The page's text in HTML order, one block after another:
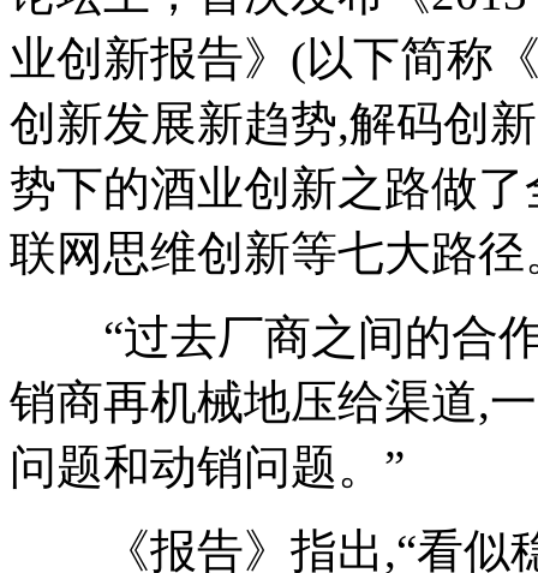
业创新报告》(以下简称
创新发展新趋势,解码创
势下的酒业创新之路做
联网思维创新等七大路径
“过去厂商之间的合作
销商再机械地压给渠道,
问题和动销问题。”
《报告》指出,“看似